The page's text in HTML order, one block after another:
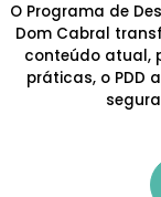
O Programa de
Dom Cabral
conteúdo atual,
práticas, o PDD